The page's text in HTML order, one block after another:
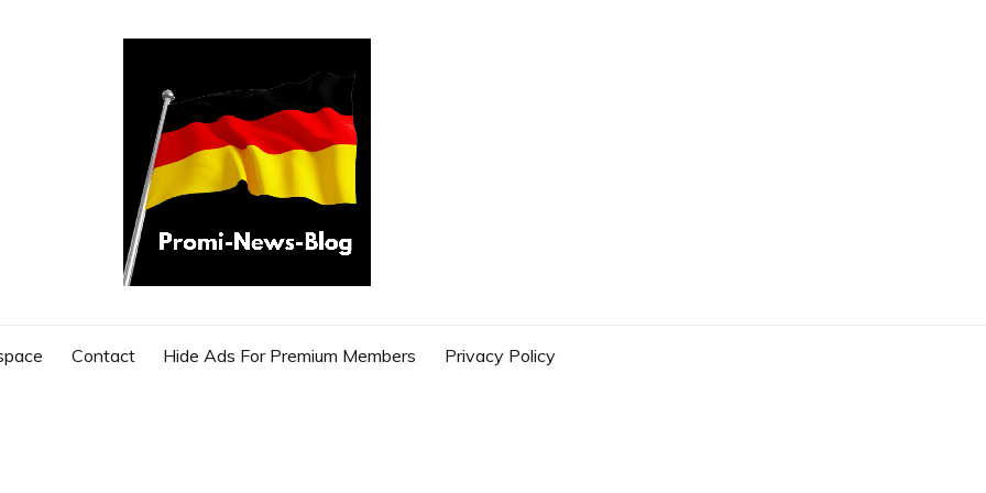
Contact Hide Ads For Premium Members Privacy Policy